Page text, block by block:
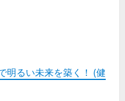
明るい未来を築く！ (健